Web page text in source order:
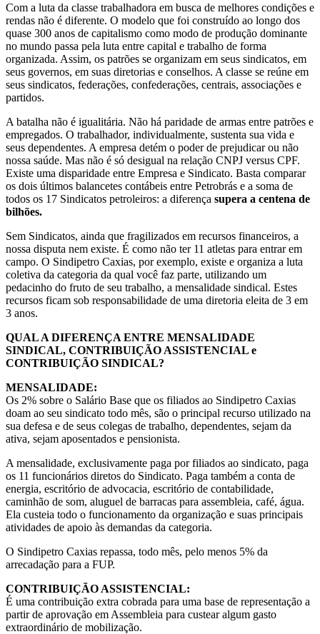
Com a luta da classe trabalhadora em busca de melhores condições e
rendas não é diferente. O modelo que foi construído ao longo dos
quase 300 anos de capitalismo como modo de produção dominante
no mundo passa pela luta entre capital e trabalho de forma
organizada. Assim, os patrões se organizam em seus sindicatos, em
seus governos, em suas diretorias e conselhos. A classe se reúne em
seus sindicatos, federações, confederações, centrais, associações e
partidos.
A batalha não é igualitária. Não há paridade de armas entre patrões e
empregados. O trabalhador, individualmente, sustenta sua vida e
seus dependentes. A empresa detém o poder de prejudicar ou não
nossa saúde. Mas não é só desigual na relação CNPJ versus CPF.
Existe uma disparidade entre Empresa e Sindicato. Basta comparar
os dois últimos balancetes contábeis entre Petrobrás e a soma de
todos os 17 Sindicatos petroleiros: a diferença supera a centena de
bilhões.
Sem Sindicatos, ainda que fragilizados em recursos financeiros, a
nossa disputa nem existe. É como não ter 11 atletas para entrar em
campo. O Sindipetro Caxias, por exemplo, existe e organiza a luta
coletiva da categoria da qual você faz parte, utilizando um
pedacinho do fruto de seu trabalho, a mensalidade sindical. Estes
recursos ficam sob responsabilidade de uma diretoria eleita de 3 em
3 anos.
QUAL A DIFERENÇA ENTRE MENSALIDADE
SINDICAL, CONTRIBUIÇÃO ASSISTENCIAL e
CONTRIBUIÇÃO SINDICAL?
MENSALIDADE:
Os 2% sobre o Salário Base que os filiados ao Sindipetro Caxias
doam ao seu sindicato todo mês, são o principal recurso utilizado na
sua defesa e de seus colegas de trabalho, dependentes, sejam da
ativa, sejam aposentados e pensionista.
A mensalidade, exclusivamente paga por filiados ao sindicato, paga
os 11 funcionários diretos do Sindicato. Paga também a conta de
energia, escritório de advocacia, escritório de contabilidade,
caminhão de som, aluguel de barracas para assembleia, café, água.
Ela custeia todo o funcionamento da organização e suas principais
atividades de apoio às demandas da categoria.
O Sindipetro Caxias repassa, todo mês, pelo menos 5% da
arrecadação para a FUP.
CONTRIBUIÇÃO ASSISTENCIAL:
É uma contribuição extra cobrada para uma base de representação a
partir de aprovação em Assembleia para custear algum gasto
extraordinário de mobilização.